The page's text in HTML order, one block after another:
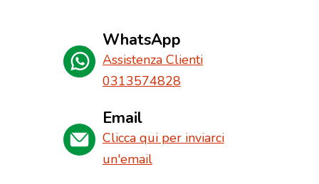
WhatsApp
Assistenza Clienti
0313574828
Email
Clicca qui per inviarci
un'email